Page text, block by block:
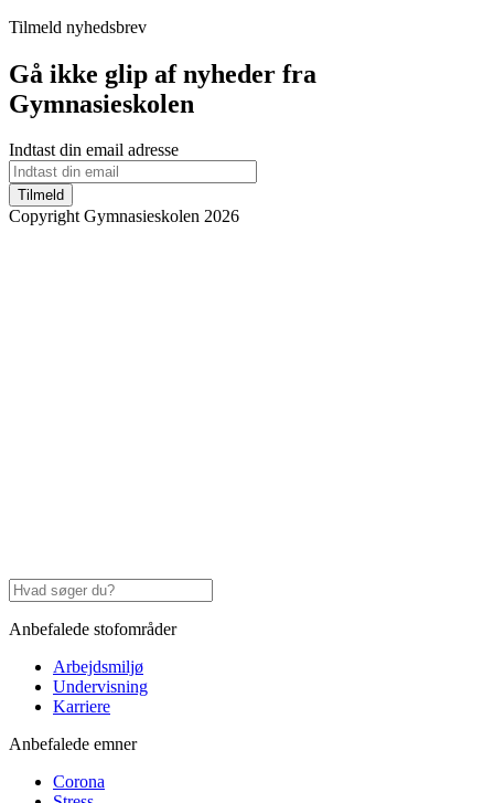
Tilmeld nyhedsbrev
Gå ikke glip af nyheder fra
Gymnasieskolen
Indtast din email adresse
Tilmeld
Copyright Gymnasieskolen 2026
Anbefalede stofområder
Arbejdsmiljø
Undervisning
Karriere
Anbefalede emner
Corona